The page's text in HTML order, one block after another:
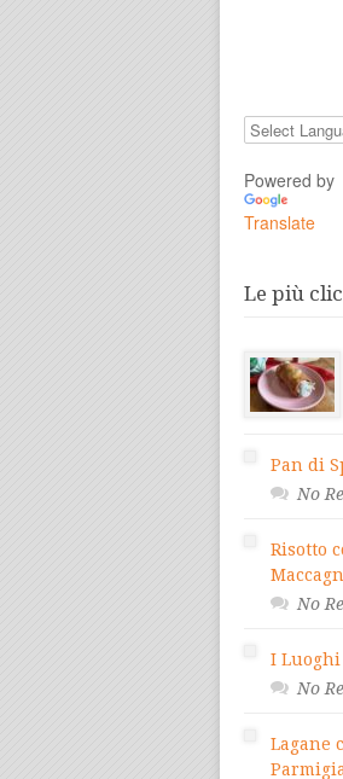
Powered by
Translate
Le più
Pan di
No
Risotto
No
I
No
Lagane